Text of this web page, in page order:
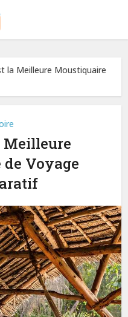
la Meilleure Moustiquaire
Meilleure
Voyage